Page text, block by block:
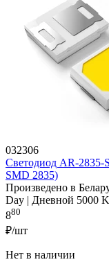
032306
Светодиод AR-2835-
SMD 2835)
Произведено в
Day | Дневной 5000 K
880
₽/шт
Нет в наличии